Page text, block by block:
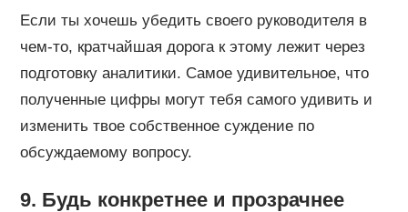
Если ты хочешь убедить своего руководителя в
чем-то, кратчайшая дорога к этому лежит через
подготовку аналитики. Самое удивительное, что
полученные цифры могут тебя самого удивить и
изменить твое собственное суждение по
обсуждаемому вопросу.
9. Будь конкретнее и прозрачнее